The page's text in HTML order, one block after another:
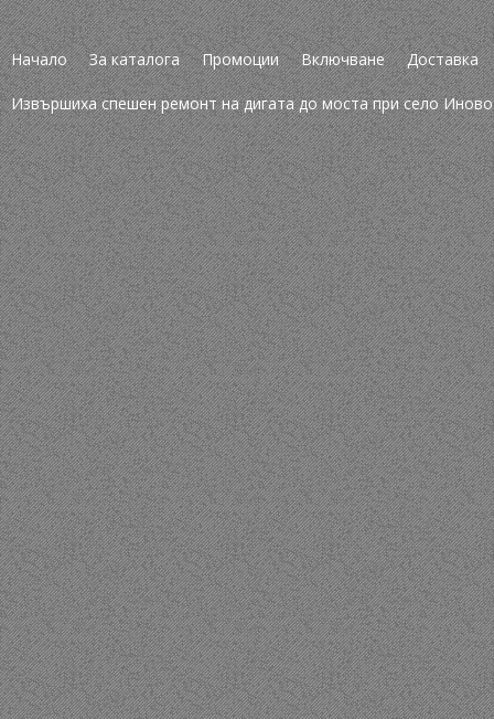
Начало За каталога Промоции Включване Доставка
Извършиха спешен ремонт на дигата до моста при село Иново